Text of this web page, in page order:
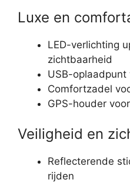
Luxe en
LED-verlichting
zichtbaarheid
USB-
Comfortzadel
GPS-houder
Veiligheid en
Reflecterende
rijden